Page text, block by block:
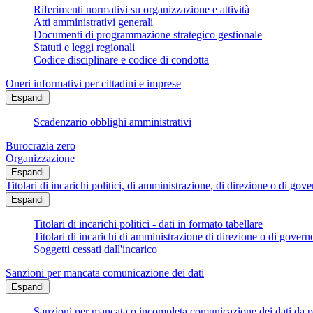
Riferimenti normativi su organizzazione e attività
Atti amministrativi generali
Documenti di programmazione strategico gestionale
Statuti e leggi regionali
Codice disciplinare e codice di condotta
Oneri informativi per cittadini e imprese
Espandi
Scadenzario obblighi amministrativi
Burocrazia zero
Organizzazione
Espandi
Titolari di incarichi politici, di amministrazione, di direzione o di
Espandi
Titolari di incarichi politici - dati in formato tabellare
Titolari di incarichi di amministrazione di direzione o di
Soggetti cessati dall'incarico
Sanzioni per mancata comunicazione dei dati
Espandi